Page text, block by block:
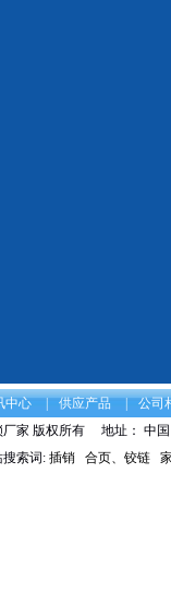
中心 供应产品
公司
厂家 版权所有
地址： 中
搜索词: 插销 合页、铰链